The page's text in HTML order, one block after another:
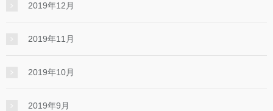
2019年12月
2019年11月
2019年10月
2019年9月